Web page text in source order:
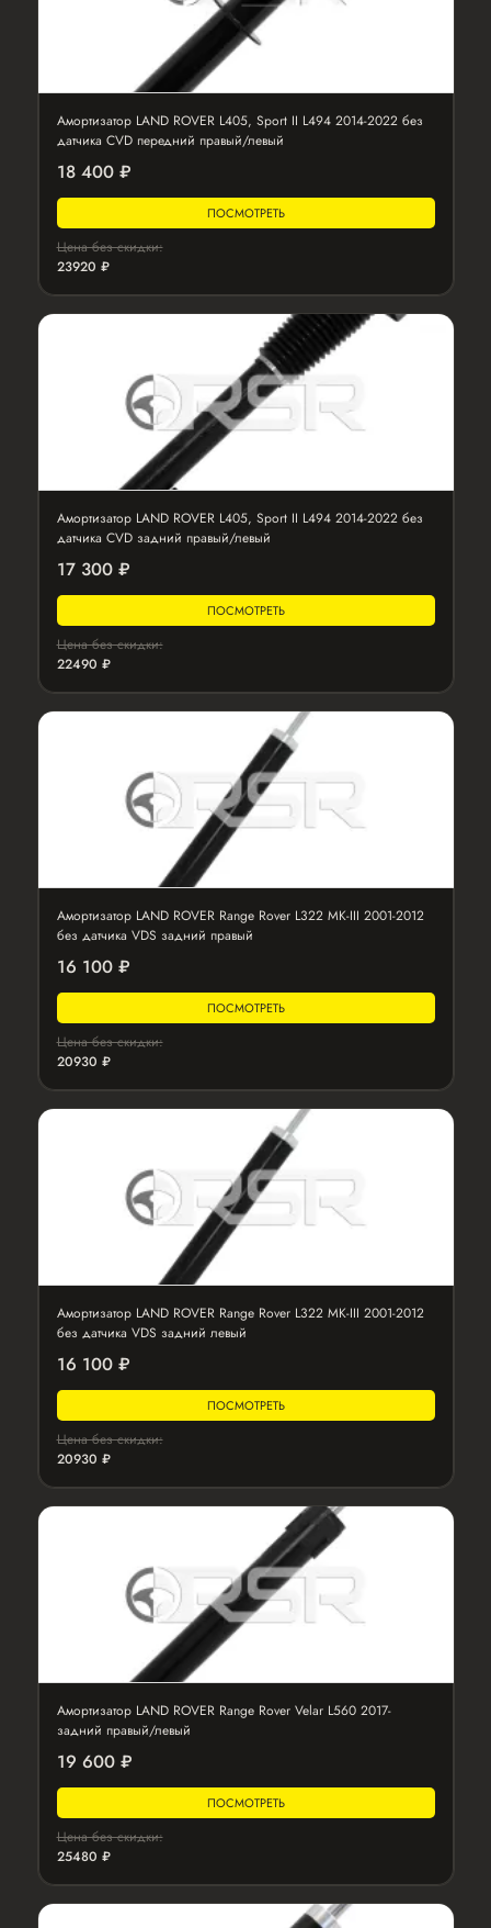
Амортизатор LAND ROVER L405, Sport II L494 2014-2022 без
датчика CVD передний правый/левый
18 400 ₽
ПОСМОТРЕТЬ
Цена без скидки:
23920 ₽
Амортизатор LAND ROVER L405, Sport II L494 2014-2022 без
датчика CVD задний правый/левый
17 300 ₽
ПОСМОТРЕТЬ
Цена без скидки:
22490 ₽
Амортизатор LAND ROVER Range Rover L322 MK-III 2001-2012
без датчика VDS задний правый
16 100 ₽
ПОСМОТРЕТЬ
Цена без скидки:
20930 ₽
Амортизатор LAND ROVER Range Rover L322 MK-III 2001-2012
без датчика VDS задний левый
16 100 ₽
ПОСМОТРЕТЬ
Цена без скидки:
20930 ₽
Амортизатор LAND ROVER Range Rover Velar L560 2017-
задний правый/левый
19 600 ₽
ПОСМОТРЕТЬ
Цена без скидки:
25480 ₽